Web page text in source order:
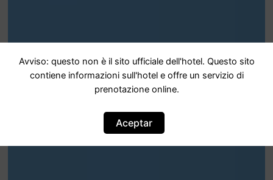
Avviso: questo non è il sito ufficiale dell'hotel. Questo sito
contiene informazioni sull'hotel e offre un servizio di
prenotazione online.
Aceptar